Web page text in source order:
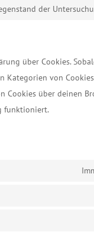
der
über Cookies.
Kategorien von
Cookies über deinen
funktioniert.